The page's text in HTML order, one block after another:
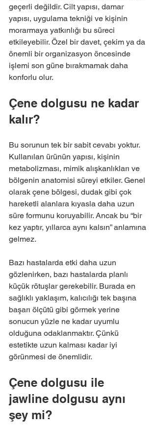
geçerli değildir. Cilt yapısı, damar
yapısı, uygulama tekniği ve kişinin
morarmaya yatkınlığı bu süreci
etkileyebilir. Özel bir davet, çekim ya da
önemli bir organizasyon öncesinde
işlemi son güne bırakmamak daha
konforlu olur.
Çene dolgusu ne kadar
kalır?
Bu sorunun tek bir sabit cevabı yoktur.
Kullanılan ürünün yapısı, kişinin
metabolizması, mimik alışkanlıkları ve
bölgenin anatomisi süreyi etkiler. Genel
olarak çene bölgesi, dudak gibi çok
hareketli alanlara kıyasla daha uzun
süre formunu koruyabilir. Ancak bu “bir
kez yaptır, yıllarca aynı kalsın” anlamına
gelmez.
Bazı hastalarda etki daha uzun
gözlenirken, bazı hastalarda planlı
küçük rötuşlar gerekebilir. Burada en
sağlıklı yaklaşım, kalıcılığı tek başına
başarı ölçütü gibi görmek yerine
sonucun yüzle ne kadar uyumlu
olduğuna odaklanmaktır. Çünkü
estetikte uzun kalması kadar iyi
görünmesi de önemlidir.
Çene dolgusu ile
jawline dolgusu aynı
şey mi?